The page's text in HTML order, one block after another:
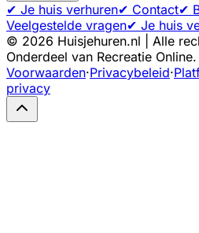
✔ Je huis verhuren✔ Contact✔
Veelgestelde vragen✔ Je huis
© 2026 Huisjehuren.nl | Alle
Onderdeel van Recreatie Online.
Voorwaarden·Privacybeleid·
privacy